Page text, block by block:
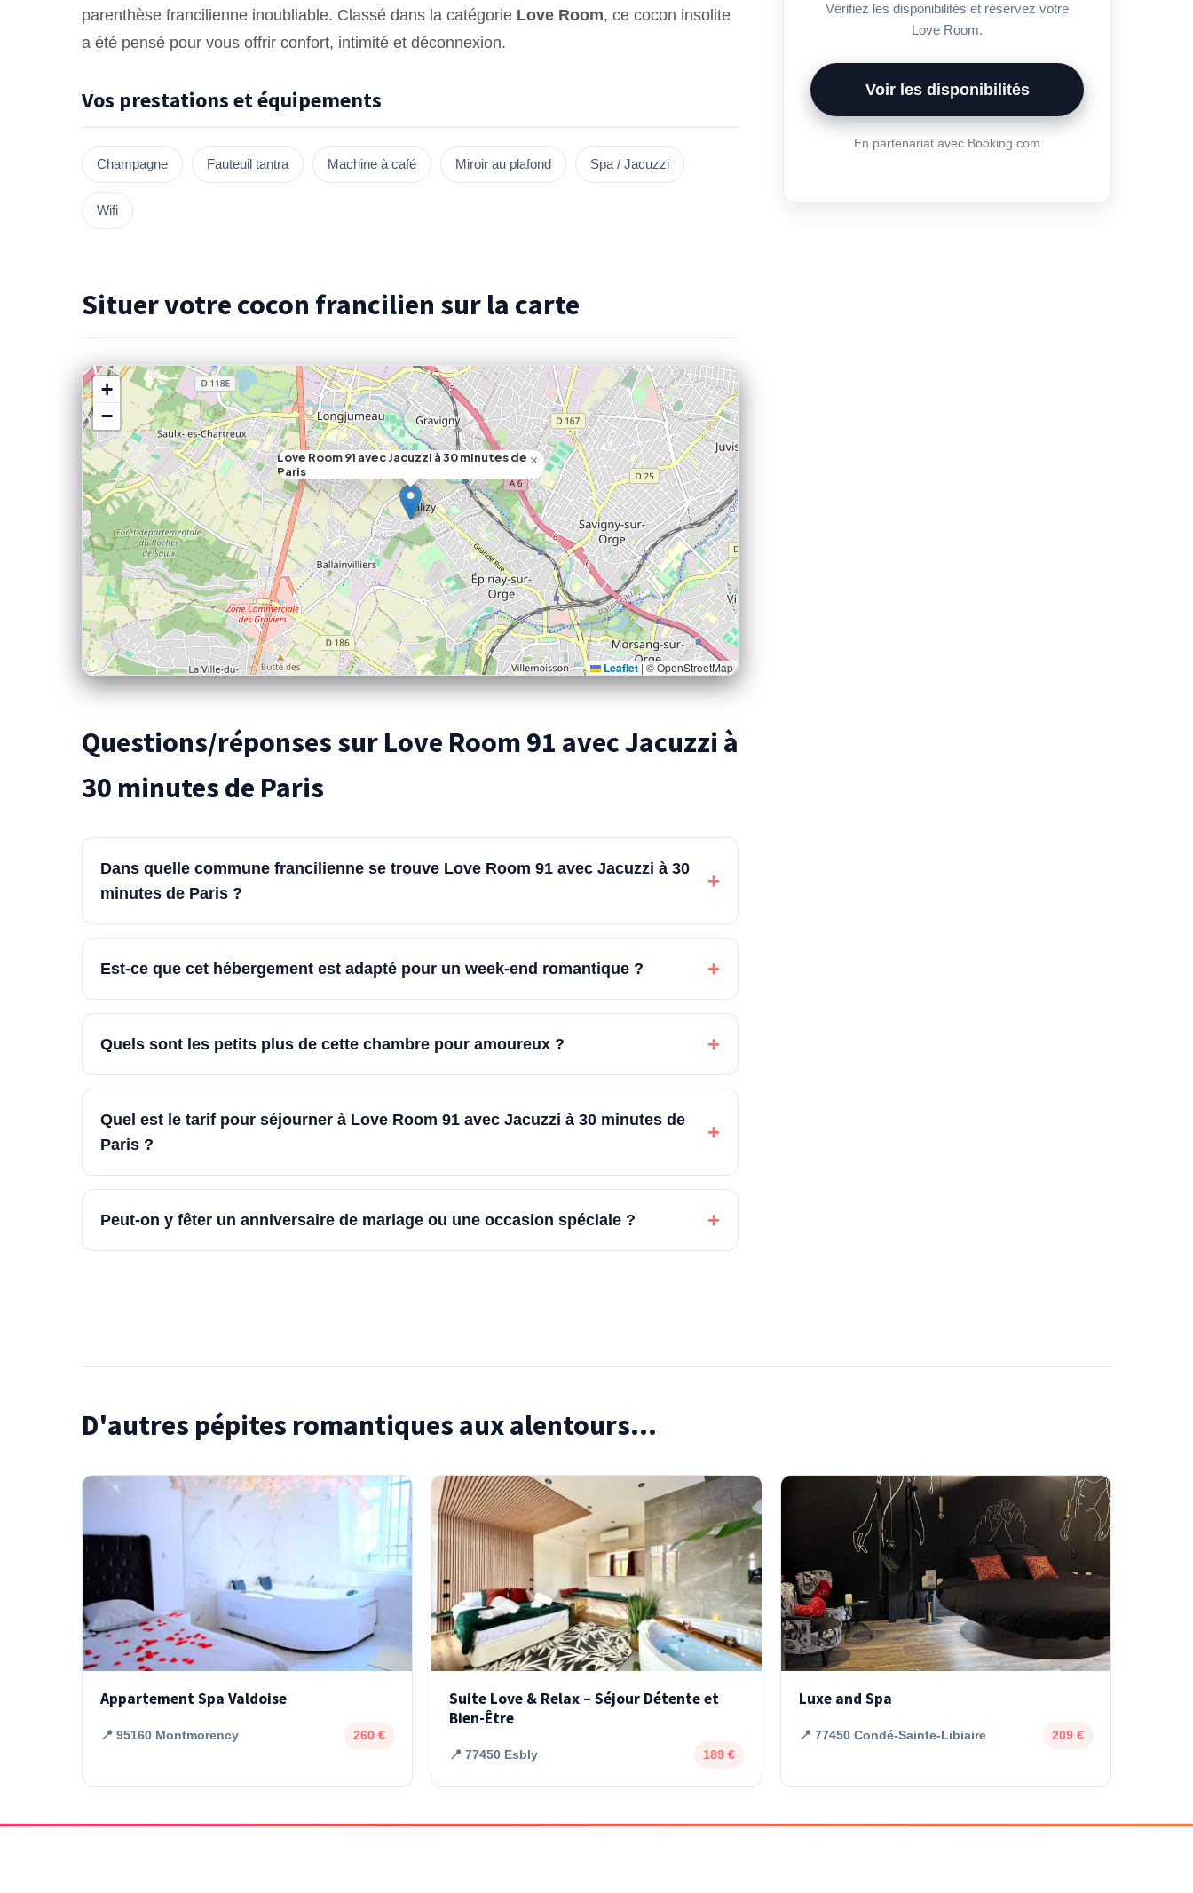
parenthèse francilienne inoubliable. Classé dans la catégorie Love Room, ce cocon insolite
a été pensé pour vous offrir confort, intimité et déconnexion.
Vos prestations et équipements
Champagne Fauteuil tantra Machine à café Miroir au plafond Spa / Jacuzzi
Wifi
Situer votre cocon francilien sur la carte
Love Room 91 avec Jacuzzi à 30 minutes de
Paris
×
+
−
Leaflet|© OpenStreetMap
Questions/réponses sur Love Room 91 avec Jacuzzi à
30 minutes de Paris
Dans quelle commune francilienne se trouve Love Room 91 avec Jacuzzi à 30
minutes de Paris ?
+
Est-ce que cet hébergement est adapté pour un week-end romantique ? +
Quels sont les petits plus de cette chambre pour amoureux ? +
Quel est le tarif pour séjourner à Love Room 91 avec Jacuzzi à 30 minutes de
Paris ?
+
Peut-on y fêter un anniversaire de mariage ou une occasion spéciale ? +
Vérifiez les disponibilités et réservez votre
Love Room.
Voir les disponibilités
En partenariat avec Booking.com
D'autres pépites romantiques aux alentours...
Appartement Spa Valdoise
📍 95160 Montmorency 260 €
Suite Love & Relax – Séjour Détente et
Bien-Être
📍 77450 Esbly 189 €
Luxe and Spa
📍 77450 Condé-Sainte-Libiaire 209 €